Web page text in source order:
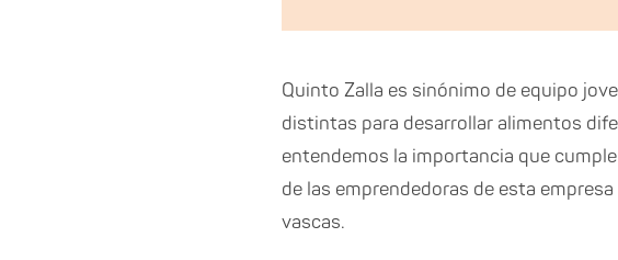
Quinto Zalla es sinónimo de equipo
distintas para desarrollar alimentos
entendemos la importancia que
de las emprendedoras de esta
vascas.